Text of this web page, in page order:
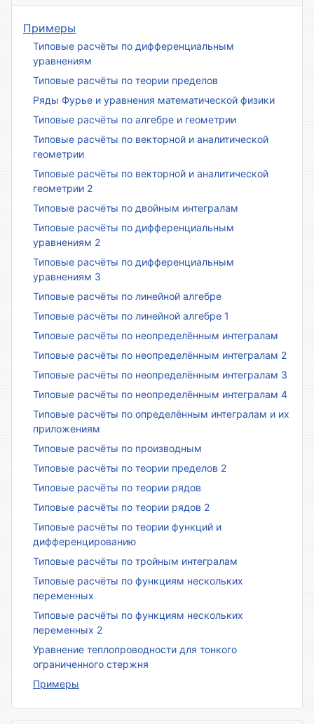
Примеры
Типовые расчёты по дифференциальным
уравнениям
Типовые расчёты по теории пределов
Ряды Фурье и уравнения математической физики
Типовые расчёты по алгебре и геометрии
Типовые расчёты по векторной и аналитической
геометрии
Типовые расчёты по векторной и аналитической
геометрии 2
Типовые расчёты по двойным интегралам
Типовые расчёты по дифференциальным
уравнениям 2
Типовые расчёты по дифференциальным
уравнениям 3
Типовые расчёты по линейной алгебре
Типовые расчёты по линейной алгебре 1
Типовые расчёты по неопределённым интегралам
Типовые расчёты по неопределённым интегралам 2
Типовые расчёты по неопределённым интегралам 3
Типовые расчёты по неопределённым интегралам 4
Типовые расчёты по определённым интегралам и их
приложениям
Типовые расчёты по производным
Типовые расчёты по теории пределов 2
Типовые расчёты по теории рядов
Типовые расчёты по теории рядов 2
Типовые расчёты по теории функций и
дифференцированию
Типовые расчёты по тройным интегралам
Типовые расчёты по функциям нескольких
переменных
Типовые расчёты по функциям нескольких
переменных 2
Уравнение теплопроводности для тонкого
ограниченного стержня
Примеры